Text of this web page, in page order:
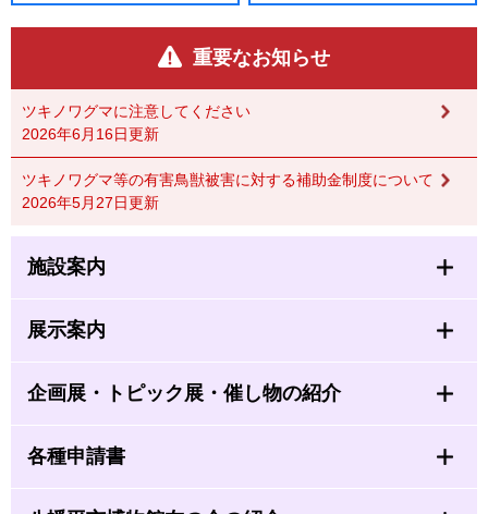
重要なお知らせ
ツキノワグマに注意してください
2026年6月16日更新
ツキノワグマ等の有害鳥獣被害に対する補助金制度について
2026年5月27日更新
施設案内
展示案内
企画展・トピック展・催し物の紹介
各種申請書